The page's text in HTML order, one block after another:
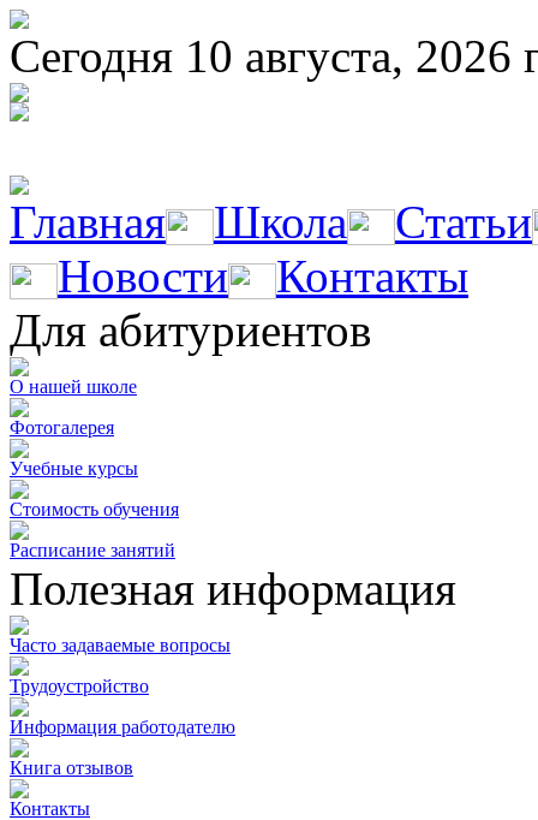
Сегодня 10 августа,
Главная Школа
Статьи
Новости
Контакты
Для абитуриентов
О нашей школе
Фотогалерея
Учебные курсы
Стоимость обучения
Расписание занятий
Полезная информация
Часто задаваемые вопросы
Трудоустройство
Информация работодателю
Книга отзывов
Контакты